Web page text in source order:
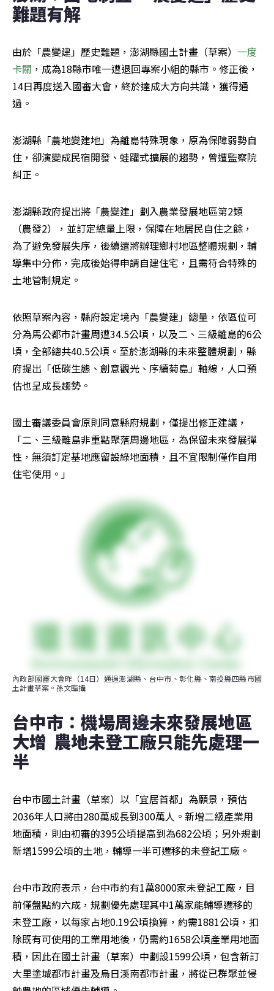
難題有解
由於「農變建」歷史難題，澎湖縣國土計畫（草案） 一度
卡關 ，成為18縣市唯一遭退回專案小組的縣市。修正後，
14日再度送入國審大會，終於達成大方向共識，獲得通
過。
澎湖縣「農地變建地」為離島特殊現象，原為保障弱勢自
住，卻演變成民宿開發、蛙躍式擴展的趨勢，曾遭監察院
糾正。
澎湖縣政府提出將「農變建」劃入農業發展地區第2類
（農發2），並訂定總量上限，保障在地居民自住之餘，
為了避免發展失序，後續還將辦理鄉村地區整體規劃，輔
導集中分佈，完成後始得申請自建住宅，且需符合特殊的
土地管制規定。
依照草案內容，縣府設定境內「農變建」總量，依區位可
分為馬公都市計畫周遭34.5公頃，以及二、三級離島的6公
頃，全部總共40.5公頃。至於澎湖縣的未來整體規劃，縣
府提出「低碳生態、創意觀光、序續菊島」軸線，人口預
估也呈成長趨勢。
國土審議委員會原則同意縣府規劃，僅提出修正建議，
「二、三級離島非重點聚落周邊地區，為保留未來發展彈
性，無須訂定基地應留設綠地面積，且不宜限制僅作自用
住宅使用。」
內政部國審大會昨（14日）通過澎湖縣、台中市、彰化縣、南投縣四縣市國
土計畫草案。孫文臨攝
台中市：機場周邊未來發展地區
大增  農地未登工廠只能先處理一
半
台中市國土計畫（草案）以「宜居首都」為願景，預估
2036年人口將由280萬成長到300萬人。新增二級產業用
地面積，則由初審的395公頃提高到為682公頃；另外規劃
新增1599公頃的土地，輔導一半可遷移的未登記工廠。
台中市政府表示，台中市約有1萬8000家未登記工廠，目
前僅盤點約六成，規劃優先處理其中1萬家能輔導遷移的
未登工廠，以每家占地0.19公頃換算，約需1881公頃，扣
除既有可使用的工業用地後，仍需約1658公頃產業用地面
積，因此在國土計畫（草案）中劃設1599公頃，包含新訂
大里塗城都市計畫及烏日溪南都市計畫，將從已群聚並侵